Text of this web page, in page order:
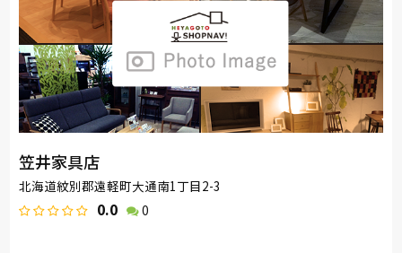
笠井家具店
北海道紋別郡遠軽町大通南1丁目2-3
0.0 0